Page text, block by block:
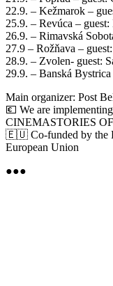
22.9. – Kežmarok –
25.9. – Revúca –
26.9. – Rimavská
27.9 – Rožňava –
28.9. – Zvolen- guest:
29.9. – Banská
Main organizer: Post
💶 We are
CINEMASTORIES
🇪🇺 Co-funded by the
European Union
●●●